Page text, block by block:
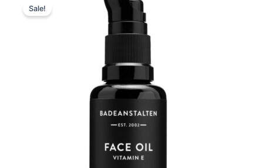
Sale!
159,00 kr..
price
119,25 kr..